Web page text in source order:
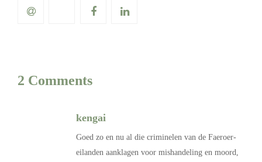
2 Comments
kengai
Goed zo en nu al die criminelen van de Faeroer-
eilanden aanklagen voor mishandeling en moord,